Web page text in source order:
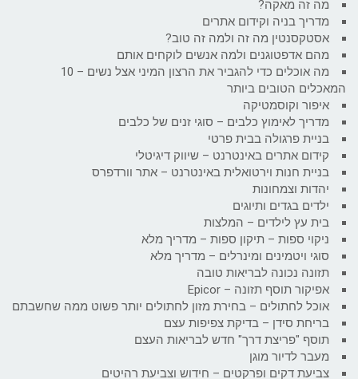
מה זה מאקה?
מדריך בניה וקידום אתרים
אסטקסנטין מה זה ולמה זה טוב?
מהם אדפטוגנים ולמה אנשים לוקחים אותם
מה אוכלים כדי להגביר את הרצון המיני אצל נשים – 10
המאכלים הטובים ביותר
איפור וקוסמטיקה
מדריך לאימוץ כלבים – סוגי זנים של כלבים
בניית פרגולה בבית פרטי
קידום אתרים באינטרנט – שיווק דיגיטלי
בניית חנות וירטואלית באינטרנט – אתר וורדפרס
יהדות וצמחונות
ילדים בגדים ותיוגים
בית עץ לילדים – המלצות
ניקוי ספות – תיקון ספות – מדריך מלא
סוגי ויטמינים ומינרלים – מדריך מלא
תזונה נכונה לבריאות טובה
אפיקור תוסף תזונה – Epicor
אוכל לחתולים – בחירת מזון לחתולים יותר פשוט ממה שחשבתם
בריחת סידן – בדיקת צפיפות עצם
תוסף "פריצת דרך" חדש לבריאות העצם
מעבר לדיור מוגן
צביעת דקים ופרקטים – חידוש וצביעת רהיטים